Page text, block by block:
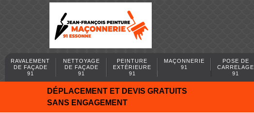
RAVALEMENT
DE FAÇADE
91
NETTOYAGE
DE FAÇADE
91
PEINTURE
EXTÉRIEURE
91
MAÇONNERIE
91
POSE DE
CARRELAGE
91
DÉPLACEMENT ET DEVIS GRATUITS
SANS ENGAGEMENT